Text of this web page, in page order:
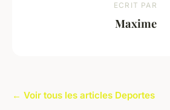
ECRIT PAR
Maxime
← Voir tous les articles Deportes